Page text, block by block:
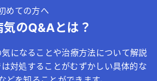
めての方へ
気のQ&Aとは？
になることや治療方法について解説
対処することがむずかしい具体的な